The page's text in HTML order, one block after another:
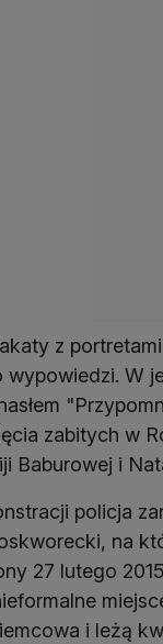
z
wypowiedzi. W
zabitych w
Baburowej i
policja
na
27 lutego
i leżą